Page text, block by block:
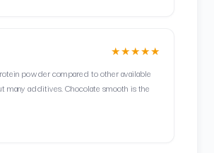
★★★★★
powder compared to other available
many additives. Chocolate smooth is the